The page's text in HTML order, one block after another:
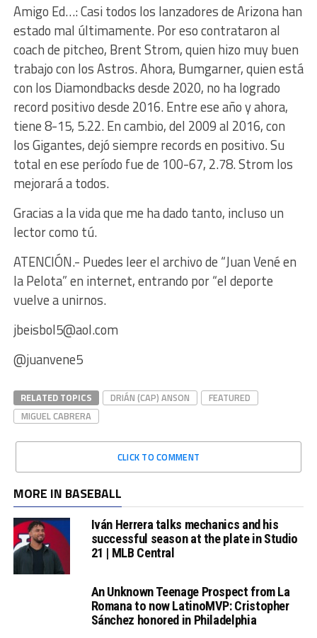
Amigo Ed…: Casi todos los lanzadores de Arizona han
estado mal últimamente. Por eso contrataron al
coach de pitcheo, Brent Strom, quien hizo muy buen
trabajo con los Astros. Ahora, Bumgarner, quien está
con los Diamondbacks desde 2020, no ha logrado
record positivo desde 2016. Entre ese año y ahora,
tiene 8-15, 5.22. En cambio, del 2009 al 2016, con
los Gigantes, dejó siempre records en positivo. Su
total en ese período fue de 100-67, 2.78. Strom los
mejorará a todos.
Gracias a la vida que me ha dado tanto, incluso un
lector como tú.
ATENCIÓN.- Puedes leer el archivo de “Juan Vené en
la Pelota” en internet, entrando por “el deporte
vuelve a unirnos.
jbeisbol5@aol.com
@juanvene5
RELATED TOPICS DRIÁN (CAP) ANSON
FEATURED
MIGUEL CABRERA
CLICK TO COMMENT
MORE IN BASEBALL
Iván Herrera talks mechanics and his
successful season at the plate in Studio
21 | MLB Central
An Unknown Teenage Prospect from La
Romana to now LatinoMVP: Cristopher
Sánchez honored in Philadelphia